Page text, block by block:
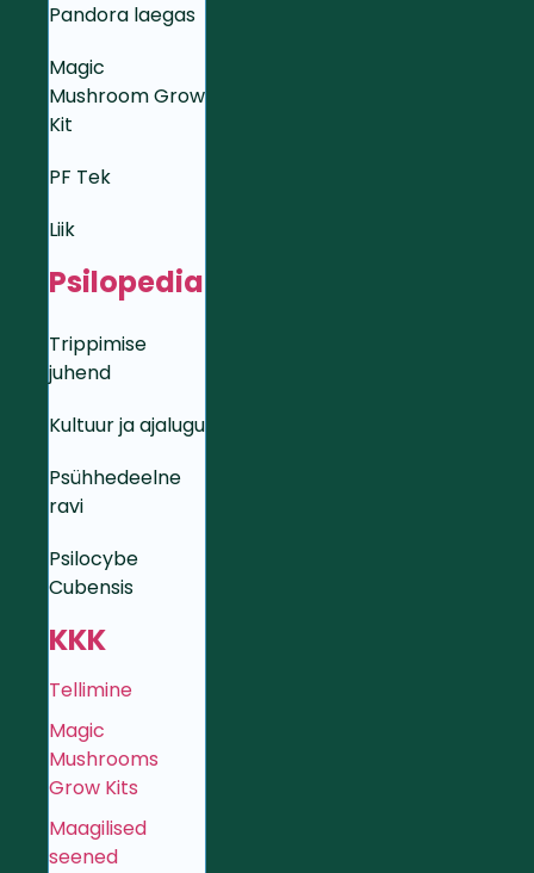
Pandora laegas
Magic
Mushroom Grow
Kit
PF Tek
Liik
Psilopedia
Trippimise
juhend
Kultuur ja ajalugu
Psühhedeelne
ravi
Psilocybe
Cubensis
KKK
Tellimine
Magic
Mushrooms
Grow Kits
Maagilised
seened